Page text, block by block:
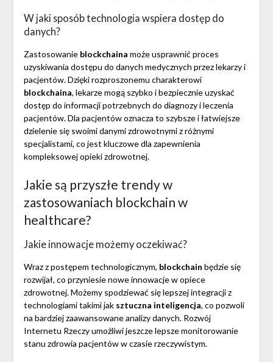
W jaki sposób technologia wspiera dostęp do
danych?
Zastosowanie blockchaina może usprawnić proces
uzyskiwania dostępu do danych medycznych przez lekarzy i
pacjentów. Dzięki rozproszonemu charakterowi
blockchaina, lekarze mogą szybko i bezpiecznie uzyskać
dostęp do informacji potrzebnych do diagnozy i leczenia
pacjentów. Dla pacjentów oznacza to szybsze i łatwiejsze
dzielenie się swoimi danymi zdrowotnymi z różnymi
specjalistami, co jest kluczowe dla zapewnienia
kompleksowej opieki zdrowotnej.
Jakie są przyszłe trendy w
zastosowaniach blockchain w
healthcare?
Jakie innowacje możemy oczekiwać?
Wraz z postępem technologicznym, blockchain będzie się
rozwijał, co przyniesie nowe innowacje w opiece
zdrowotnej. Możemy spodziewać się lepszej integracji z
technologiami takimi jak sztuczna inteligencja, co pozwoli
na bardziej zaawansowane analizy danych. Rozwój
Internetu Rzeczy umożliwi jeszcze lepsze monitorowanie
stanu zdrowia pacjentów w czasie rzeczywistym.